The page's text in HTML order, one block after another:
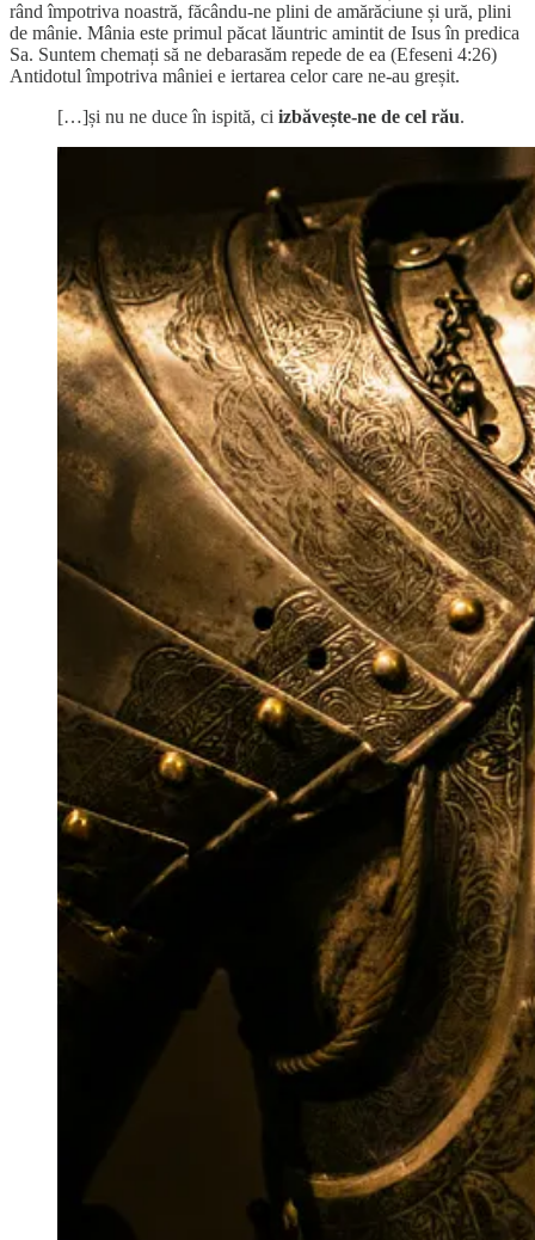
rând împotriva noastră, făcându-ne plini de amărăciune și ură, plini
de mânie. Mânia este primul păcat lăuntric amintit de Isus în predica
Sa. Suntem chemați să ne debarasăm repede de ea (Efeseni 4:26)
Antidotul împotriva mâniei e iertarea celor care ne-au greșit.
[…]și nu ne duce în ispită, ci izbăvește-ne de cel rău.